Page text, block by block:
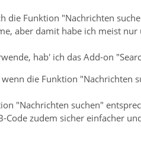
die Funktion "Nachrichten
aber damit habe ich meist
hab' ich das Add-on
die Funktion "Nachrichten
"Nachrichten suchen"
Code zudem sicher einfacher